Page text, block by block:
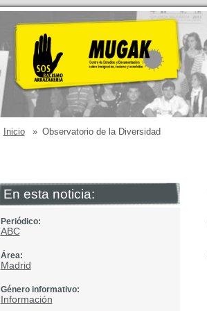
Inicio » Observatorio de la Diversidad
En esta noticia:
Periódico:
ABC
Área:
Madrid
Género informativo:
Información